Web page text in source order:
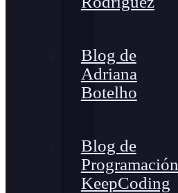
Blog de
Adriana
Botelho
Blog de
Programación
KeepCoding